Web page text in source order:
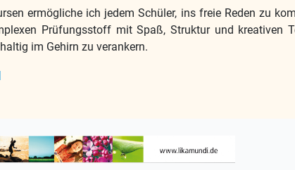
ermögliche ich jedem Schüler, ins freie Reden zu
Prüfungsstoff mit Spaß, Struktur und kreativen
im Gehirn zu verankern.